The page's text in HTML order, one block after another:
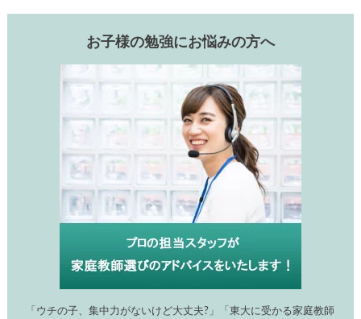
お子様の勉強にお悩みの方へ
「ウチの子、集中力がないけど大丈夫?」「東大に受かる家庭教師